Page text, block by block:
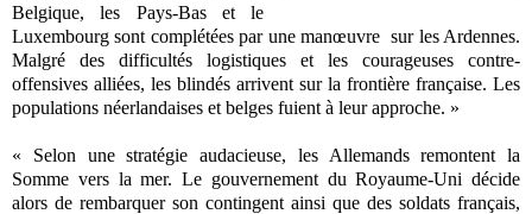
Belgique, les Pays-Bas et le
Luxembourg sont complétées par une manœuvre sur les Ardennes.
Malgré des difficultés logistiques et les courageuses contre-
offensives alliées, les blindés arrivent sur la frontière française. Les
populations néerlandaises et belges fuient à leur approche. »
« Selon une stratégie audacieuse, les Allemands remontent la
Somme vers la mer. Le gouvernement du Royaume-Uni décide
alors de rembarquer son contingent ainsi que des soldats français,